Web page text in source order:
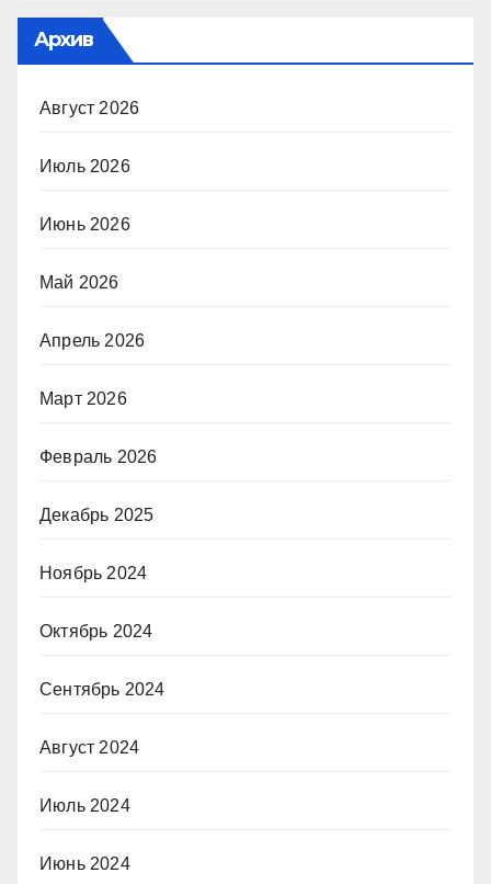
Архив
Август 2026
Июль 2026
Июнь 2026
Май 2026
Апрель 2026
Март 2026
Февраль 2026
Декабрь 2025
Ноябрь 2024
Октябрь 2024
Сентябрь 2024
Август 2024
Июль 2024
Июнь 2024